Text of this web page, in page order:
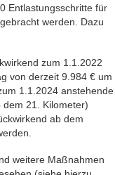
Entlastungsschritte für
werden. Dazu
zum 1.1.2022
von derzeit 9.984 € um
1.1.2024 anstehende
21. Kilometer)
ab dem
weitere Maßnahmen